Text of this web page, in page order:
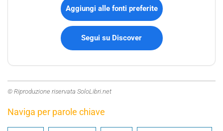
Aggiungi alle fonti preferite
Segui su Discover
© Riproduzione riservata SoloLibri.net
Naviga per parole chiave